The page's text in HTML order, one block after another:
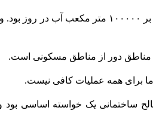
او همچنین به چاه‌های الصفا در بخش شرقی شهر اشاره کرد که قبلاً تقریباً ۲۰٪ از
مناطق دور از مناطق مسکونی است.
برای همه عملیات کافی نیست.
ساختمانی یک خواسته اساسی بود